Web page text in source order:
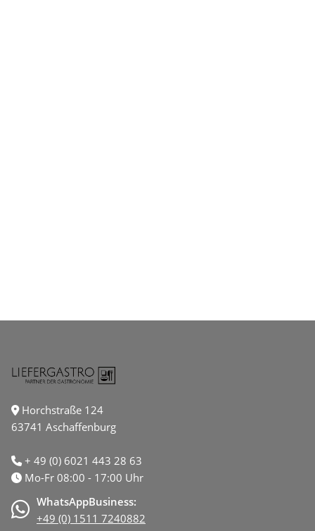
Horchstraße 124
63741 Aschaffenburg
+ 49 (0) 6021 443 28 63
Mo-Fr 08:00 - 17:00 Uhr
WhatsAppBusiness:
+49 (0) 1511 7240882